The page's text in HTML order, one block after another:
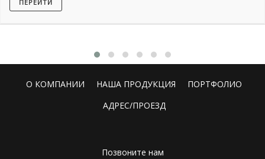
ПЕРЕЙТИ
О КОМПАНИИ НАША ПРОДУКЦИЯ
ПОРТФОЛИО
АДРЕС/ПРОЕЗД
Позвоните нам